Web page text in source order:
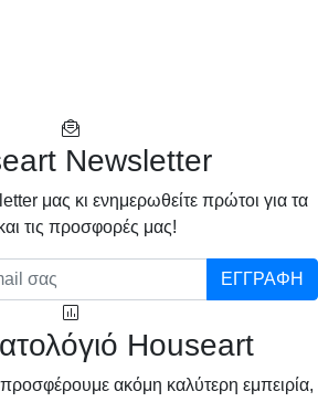
Newsletter
μας κι ενημερωθείτε πρώτοι για τα
τις προσφορές μας!
ΕΓΓΡΑΦΗ
Houseart
ακόμη καλύτερη εμπειρία,